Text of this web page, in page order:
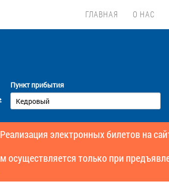
ГЛАВНАЯ О НАС
Пункт прибытия
электронных билетов на
осуществляется только при